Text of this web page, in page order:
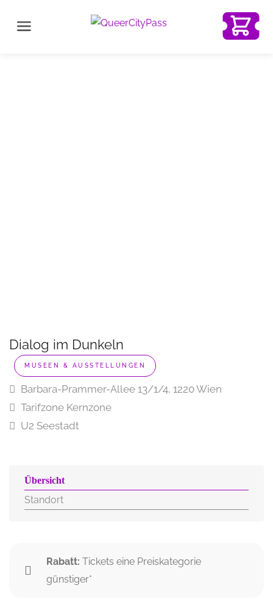
Dialog im Dunkeln
MUSEEN & AUSSTELLUNGEN
Barbara-Prammer-Allee 13/1/4, 1220 Wien
Tarifzone Kernzone
U2 Seestadt
Übersicht
Standort
Rabatt: Tickets eine Preiskategorie
günstiger*